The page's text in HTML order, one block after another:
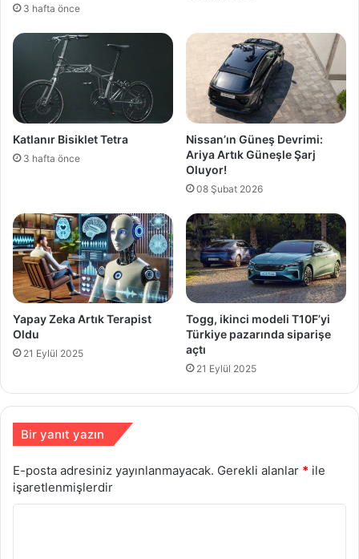
3 hafta önce
Katlanır Bisiklet Tetra
3 hafta önce
Nissan’ın Güneş Devrimi:
Ariya Artık Güneşle Şarj
Oluyor!
08 Şubat 2026
Yapay Zeka Artık Terapist
Oldu
21 Eylül 2025
Togg, ikinci modeli T10F’yi
Türkiye pazarında siparişe
açtı
21 Eylül 2025
Bir yanıt yazın
E-posta adresiniz yayınlanmayacak. Gerekli alanlar * ile
işaretlenmişlerdir